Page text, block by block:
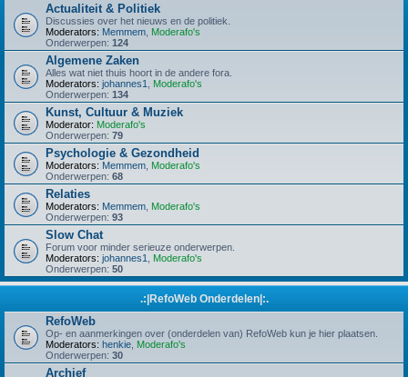
Actualiteit & Politiek
Discussies over het nieuws en de politiek.
Moderators: Memmem Moderafo's
Onderwerpen: 124
Algemene Zaken
Alles wat niet thuis hoort in de andere fora.
Moderators: johannes1
Moderafo's
Onderwerpen: 134
Kunst, Cultuur & Muziek
Moderator: Moderafo's
Onderwerpen: 79
Psychologie & Gezondheid
Moderators: Memmem Moderafo's
Onderwerpen: 68
Relaties
Moderators: Memmem Moderafo's
Onderwerpen: 93
Slow Chat
Forum voor minder serieuze onderwerpen.
Moderators: johannes1
Moderafo's
Onderwerpen: 50
.:|RefoWeb Onderdelen|:.
RefoWeb
Op- en aanmerkingen over (onderdelen van) RefoWeb kun je hier plaatsen.
Moderators: henkie Moderafo's
Onderwerpen: 30
Archief